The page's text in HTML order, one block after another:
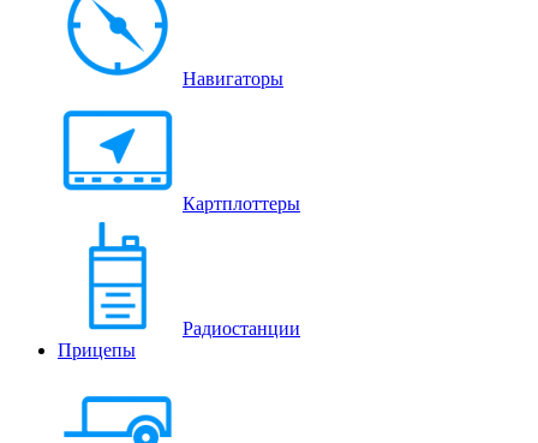
Навигаторы
Картплоттеры
Радиостанции
Прицепы